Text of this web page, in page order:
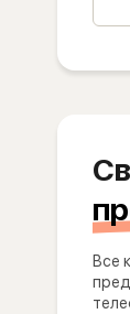
Все